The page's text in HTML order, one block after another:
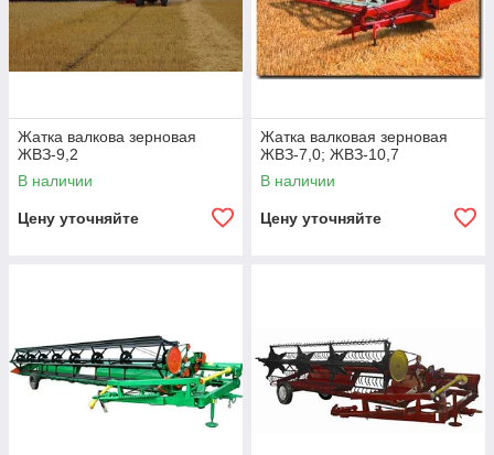
Жатка валкова зерновая
ЖВЗ-9,2
В наличии
Цену уточняйте
Жатка валковая зерновая
ЖВЗ-7,0; ЖВЗ-10,7
В наличии
Цену уточняйте